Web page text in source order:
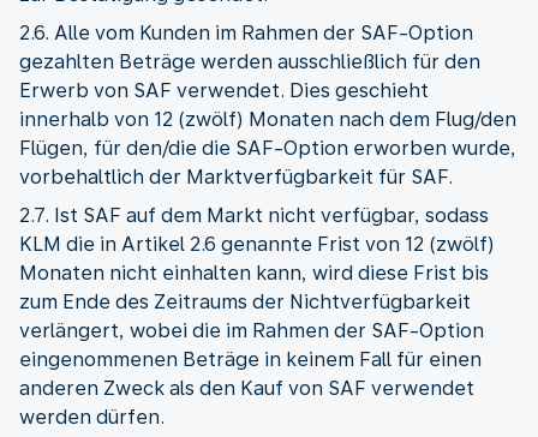
2.6. Alle vom Kunden im Rahmen der SAF-Option
gezahlten Beträge werden ausschließlich für den
Erwerb von SAF verwendet. Dies geschieht
innerhalb von 12 (zwölf) Monaten nach dem Flug/den
Flügen, für den/die die SAF-Option erworben wurde,
vorbehaltlich der Marktverfügbarkeit für SAF.
2.7. Ist SAF auf dem Markt nicht verfügbar, sodass
KLM die in Artikel 2.6 genannte Frist von 12 (zwölf)
Monaten nicht einhalten kann, wird diese Frist bis
zum Ende des Zeitraums der Nichtverfügbarkeit
verlängert, wobei die im Rahmen der SAF-Option
eingenommenen Beträge in keinem Fall für einen
anderen Zweck als den Kauf von SAF verwendet
werden dürfen.